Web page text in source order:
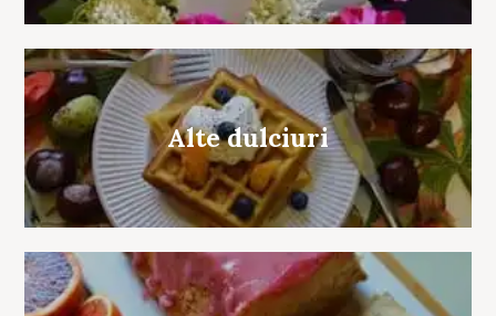
Alte dulciuri